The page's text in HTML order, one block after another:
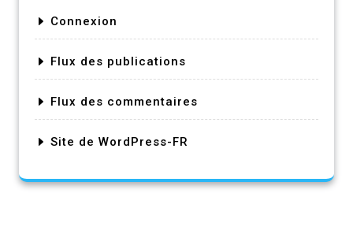
Connexion
Flux des publications
Flux des commentaires
Site de WordPress-FR